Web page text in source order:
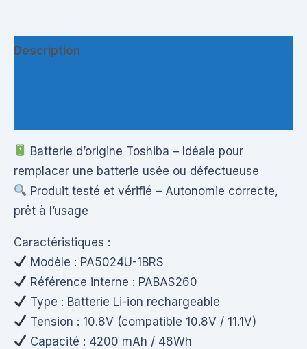
Description
Batterie d’origine Toshiba – Idéale pour
remplacer une batterie usée ou défectueuse
Produit testé et vérifié – Autonomie correcte,
prêt à l’usage
Caractéristiques :
Modèle : PA5024U-1BRS
Référence interne : PABAS260
Type : Batterie Li-ion rechargeable
Tension : 10.8V (compatible 10.8V / 11.1V)
Capacité : 4200 mAh / 48Wh